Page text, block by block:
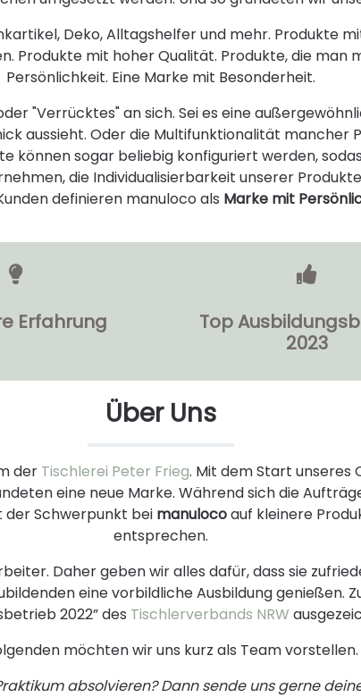
Deko, Alltagshelfer und mehr. Produkte
Produkte mit hoher Qualität. Produkte, die man
Persönlichkeit. Eine Marke mit Besonderheit.
"Verrücktes" an sich. Sei es eine
aussieht. Oder die Multifunktionalität mancher
können sogar beliebig konfiguriert werden,
die Individualisierbarkeit unserer
definieren manuloco als Marke mit
Erfahrung
Top
2023
Über Uns
der Tischlerei Peter Frieg. Mit dem Start unseres
eine neue Marke. Während sich die
der Schwerpunkt bei manulocoauf kleinere
entsprechen.
Daher geben wir alles dafür, dass sie
eine vorbildliche Ausbildung genießen.
2022” des Tischlerverbands NRW
möchten wir uns kurz als Team vorstellen.
absolvieren? Dann sende uns gerne